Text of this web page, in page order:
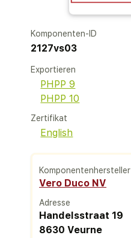
Komponenten-ID
2127vs03
Exportieren
PHPP 9
PHPP 10
Zertifikat
English
Komponentenhersteller
Vero Duco NV
Adresse
Handelsstraat 19
8630 Veurne